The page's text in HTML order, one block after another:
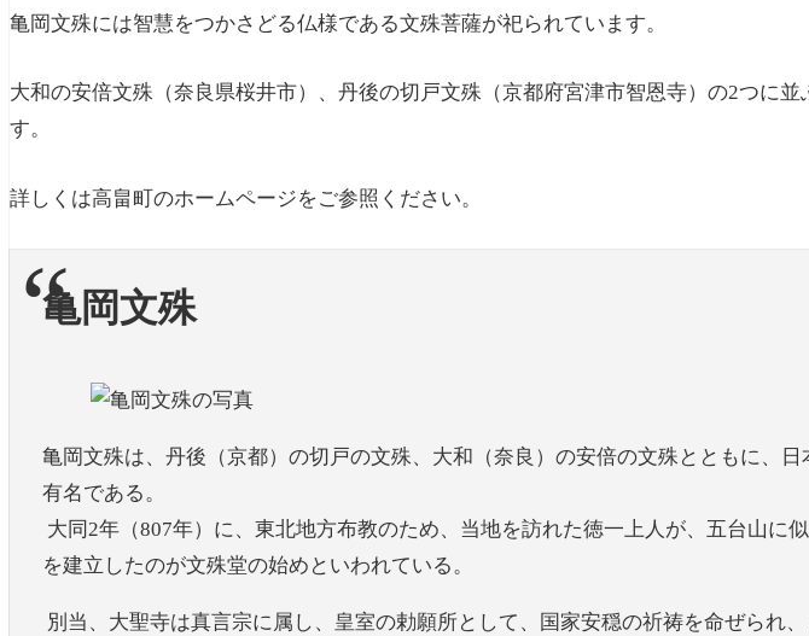
亀岡文殊には智慧をつかさどる仏様である文殊菩薩が祀られています。
大和の安倍文殊（奈良県桜井市）、丹後の切戸文殊（京都府宮津市智恩寺）の2つに
す。
詳しくは高畠町のホームページをご参照ください。
亀岡文殊
亀岡文殊は、丹後（京都）の切戸の文殊、大和（奈良）の安倍の文殊とともに、日
有名である。
大同2年（807年）に、東北地方布教のため、当地を訪れた徳一上人が、五台山に
を建立したのが文殊堂の始めといわれている。
別当、大聖寺は真言宗に属し、皇室の勅願所として、国家安穏の祈祷を命ぜられ